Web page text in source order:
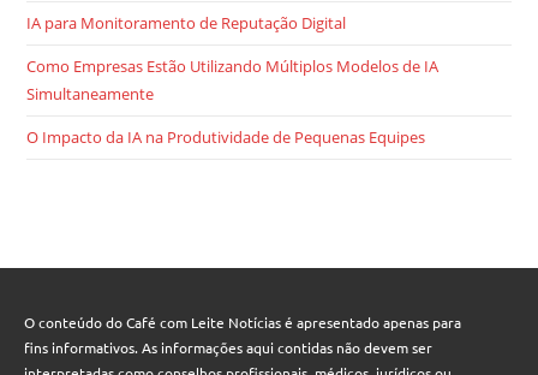
IA para Monitoramento de Reputação Digital
Como Empresas Estão Utilizando Múltiplos Modelos de IA
Simultaneamente
O Impacto da IA na Produtividade de Pequenas Equipes
O conteúdo do Café com Leite Notícias é apresentado apenas para
fins informativos. As informações aqui contidas não devem ser